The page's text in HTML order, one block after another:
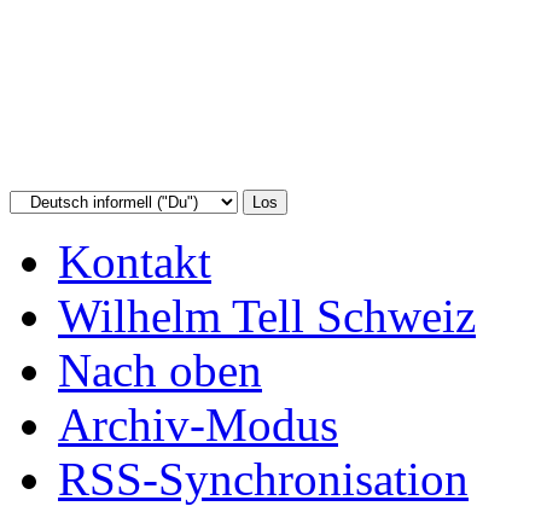
Kontakt
Wilhelm Tell Schweiz
Nach oben
Archiv-Modus
RSS-Synchronisation